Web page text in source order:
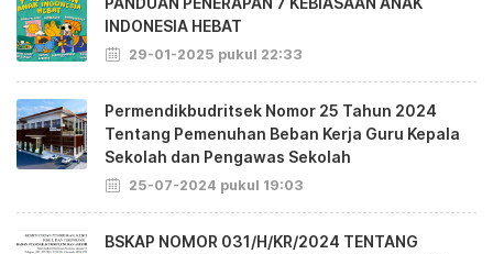
INDONESIA HEBAT
29-01-2025 pukul 22:33
Permendikbudritsek Nomor 25 Tahun 2024
Tentang Pemenuhan Beban Kerja Guru Kepala
Sekolah dan Pengawas Sekolah
25-07-2024 pukul 19:03
BSKAP NOMOR 031/H/KR/2024 TENTANG